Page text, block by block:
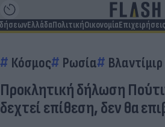
ΕλλάδαΠολιτικήΟικονομίαΕπιχειρήσεις
Κόσμος Ρωσία
Προκλητική δήλωση
δεχτεί επίθεση, δεν θα